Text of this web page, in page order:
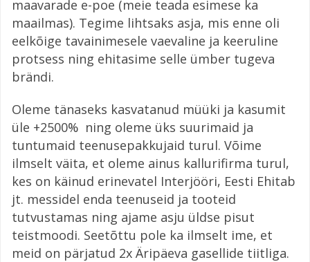
maavarade e-poe (meie teada esimese ka
maailmas). Tegime lihtsaks asja, mis enne oli
eelkõige tavainimesele vaevaline ja keeruline
protsess ning ehitasime selle ümber tugeva
brändi.
Oleme tänaseks kasvatanud müüki ja kasumit
üle +2500% ning oleme üks suurimaid ja
tuntumaid teenusepakkujaid turul. Võime
ilmselt väita, et oleme ainus kallurifirma turul,
kes on käinud erinevatel Interjööri, Eesti Ehitab
jt. messidel enda teenuseid ja tooteid
tutvustamas ning ajame asju üldse pisut
teistmoodi. Seetõttu pole ka ilmselt ime, et
meid on pärjatud 2x Äripäeva gasellide tiitliga.